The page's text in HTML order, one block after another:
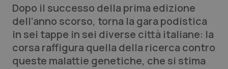
Lettere al direttore
Edizioni Regionali
Dopo il successo della prima edizione
dell’anno scorso, torna la gara podistica
in sei tappe in sei diverse città italiane: la
corsa raffigura quella della ricerca contro
queste malattie genetiche, che si stima